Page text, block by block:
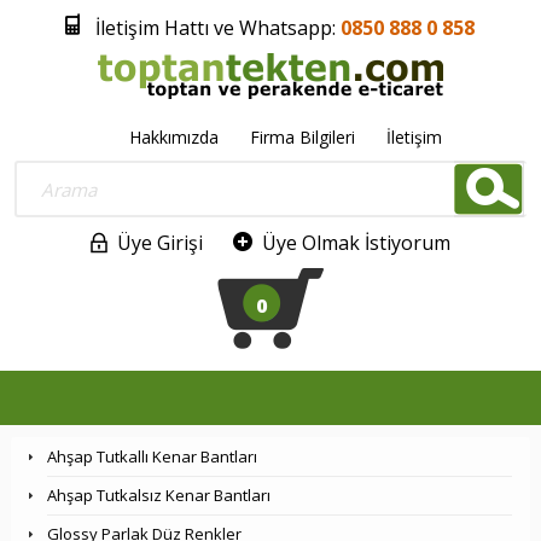
İletişim Hattı ve Whatsapp: 0850 888 0 858
Hakkımızda Firma Bilgileri İletişim
Üye Girişi Üye Olmak İstiyorum
0
Ahşap Tutkallı Kenar Bantları
Ahşap Tutkalsız Kenar Bantları
Glossy Parlak Düz Renkler